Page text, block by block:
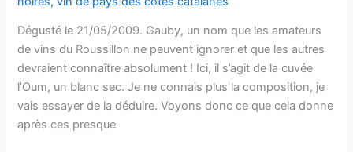
Dégusté le 21/05/2009. Gauby, un nom que les amateurs
de vins du Roussillon ne peuvent ignorer et que les autres
devraient connaître absolument ! Ici, il s’agit de la cuvée
l’Oum, un blanc sec. Je ne connais plus la composition, je
vais essayer de la déduire. Voyons donc ce que cela donne
après ces presque